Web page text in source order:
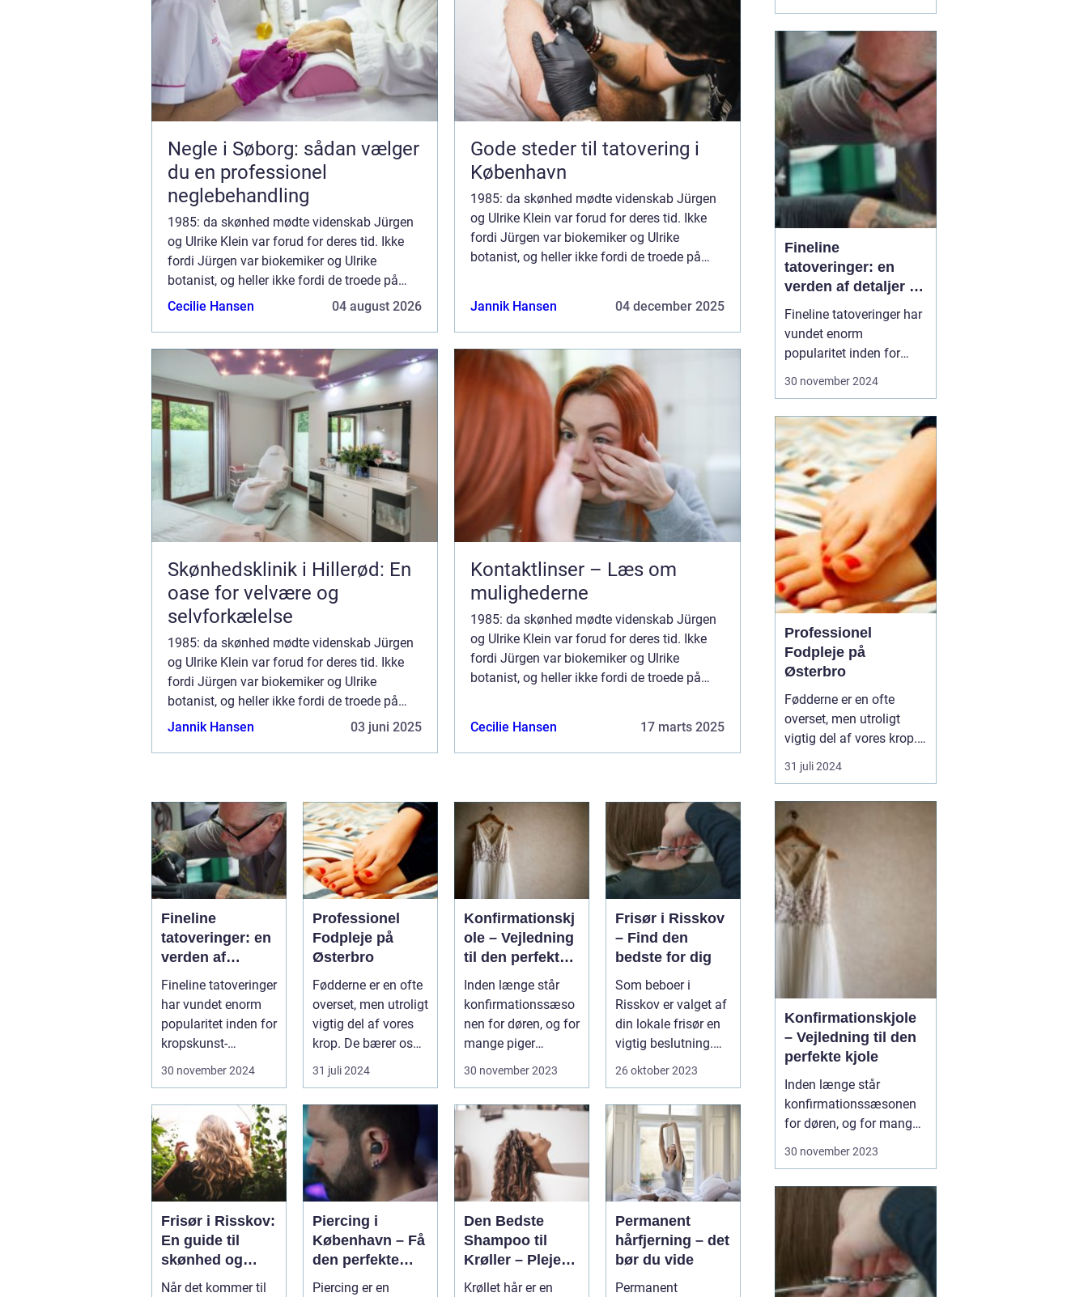
Negle i Søborg: sådan vælger
du en professionel
neglebehandling
1985: da skønhed mødte videnskab Jürgen
og Ulrike Klein var forud for deres tid. Ikke
fordi Jürgen var biokemiker og Ulrike
botanist, og heller ikke fordi de troede på
naturens samspil med mennesket og dens
Cecilie Hansen 04 august 2026
Gode steder til tatovering i
København
1985: da skønhed mødte videnskab Jürgen
og Ulrike Klein var forud for deres tid. Ikke
fordi Jürgen var biokemiker og Ulrike
botanist, og heller ikke fordi de troede på
Jannik Hansen 04 december 2025
Skønhedsklinik i Hillerød: En
oase for velvære og
selvforkælelse
1985: da skønhed mødte videnskab Jürgen
og Ulrike Klein var forud for deres tid. Ikke
fordi Jürgen var biokemiker og Ulrike
botanist, og heller ikke fordi de troede på
naturens samspil med mennesket og dens
Jannik Hansen 03 juni 2025
Kontaktlinser – Læs om
mulighederne
1985: da skønhed mødte videnskab Jürgen
og Ulrike Klein var forud for deres tid. Ikke
fordi Jürgen var biokemiker og Ulrike
botanist, og heller ikke fordi de troede på
Cecilie Hansen 17 marts 2025
Fineline
tatoveringer: en
verden af
detaljer og
elegance
Fineline tatoveringer
har vundet enorm
popularitet inden for
kropskunst-
verdenen de seneste
30 november 2024
Professionel
Fodpleje på
Østerbro
Fødderne er en ofte
overset, men utroligt
vigtig del af vores
krop. De bærer os
gennem ...
31 juli 2024
Konfirmationskj
ole – Vejledning
til den perfekte
kjole
Inden længe står
konfirmationssæso
nen for døren, og for
mange piger
betyder...
30 november 2023
Frisør i Risskov
– Find den
bedste for dig
Som beboer i
Risskov er valget af
din lokale frisør en
vigtig beslutning.
Det handler om
26 oktober 2023
Frisør i Risskov:
En guide til
skønhed og
velvære
Når det kommer til
Piercing i
København – Få
den perfekte
kropsudsmykni
Piercing er en
Den Bedste
Shampoo til
Krøller – Pleje
og Definition til
Krøllet hår er en
Permanent
hårfjerning – det
bør du vide
Permanent
for at korrigere synet
uden at skulle bære stel,
er de ...
Fineline
tatoveringer: en
verden af detaljer og
elegance
Fineline tatoveringer har
vundet enorm
popularitet inden for
kropskunst-verdenen de
detaljerede design
tilbyder de en elegant og
moderne tilgang til
tatovering. Denne artikel
udforsker, hvad der gø...
30 november 2024
Professionel
Fodpleje på
Østerbro
Fødderne er en ofte
overset, men utroligt
vigtig del af vores krop.
De bærer os gennem
livet, fra de første
barn til de tusindvis af
skridt vi tager hver dag
som voksne. På den
pulserende bydel Øst...
31 juli 2024
Konfirmationskjole
– Vejledning til den
perfekte kjole
Inden længe står
konfirmationssæsonen
for døren, og for mange
piger betyder det en
med så mange
muligheder kan det være
svært at vide, hvor man
30 november 2023